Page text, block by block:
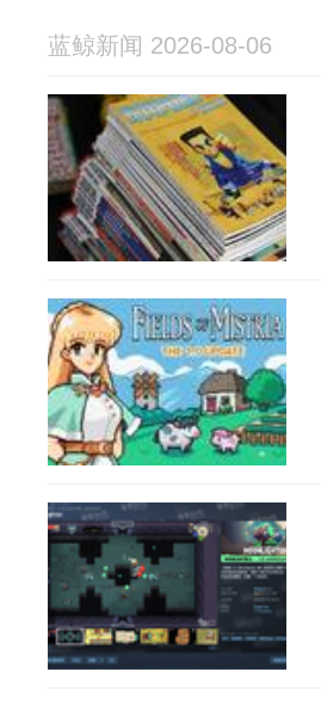
蓝鲸新闻 2026-08-06